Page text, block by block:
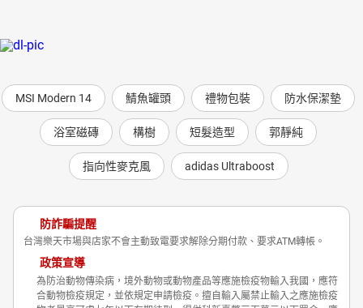
MSI Modern 14 鯖魚罐頭 禮物包裝 防水保潔墊
浴室磁磚 構樹 短髮造型 郭靜純
指向性麥克風 adidas Ultraboost
防詐騙提醒
台灣樂天市場與店家不會主動致電要求解除分期付款、要求ATM轉帳。
政策宣導
為防治動物傳染病，境外動物或動物產品等應施檢疫物輸入我國，應符
合動物檢疫規定，並依規定申請檢疫。擅自輸入屬禁止輸入之應施檢疫